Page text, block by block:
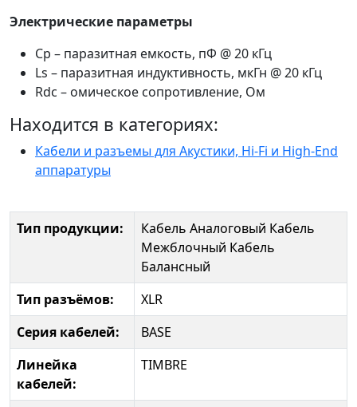
Электрические параметры
Сp – паразитная емкость, пФ @ 20 кГц
Ls – паразитная индуктивность, мкГн @ 20 кГц
Rdc – омическое сопротивление, Ом
Находится в категориях:
Кабели и разъемы для Акустики, Hi-Fi и High-End
аппаратуры
Тип продукции: Кабель Аналоговый Кабель
Межблочный Кабель
Балансный
Тип разъёмов:
XLR
Серия кабелей:
BASE
Линейка
кабелей:
TIMBRE